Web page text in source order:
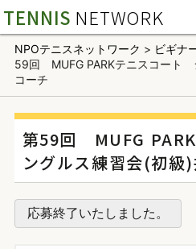
TENNIS NETWORK
NPOテニスネットワーク > ビギナ
59回 MUFG PARKテニスコート
コーチ
第59回 MUFG
ングルス練習会(初級
応募終了いたしました。